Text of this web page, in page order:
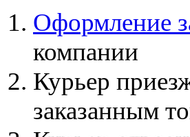
Оформление
компании
Курьер
заказанным